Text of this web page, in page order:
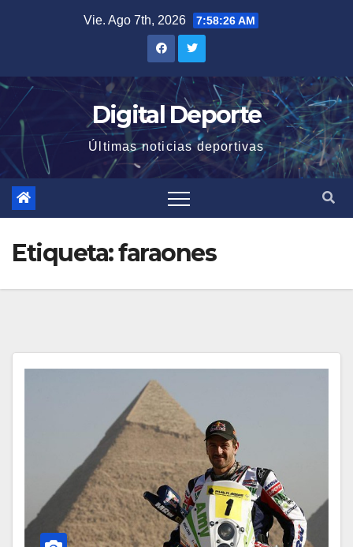
Vie. Ago 7th, 2026 7:58:26 AM
Digital Deporte
Últimas noticias deportivas
Etiqueta:faraones